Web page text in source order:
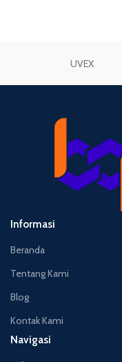
UVEX
Informasi
Beranda
Tentang Kami
Blog
Kontak Kami
Navigasi